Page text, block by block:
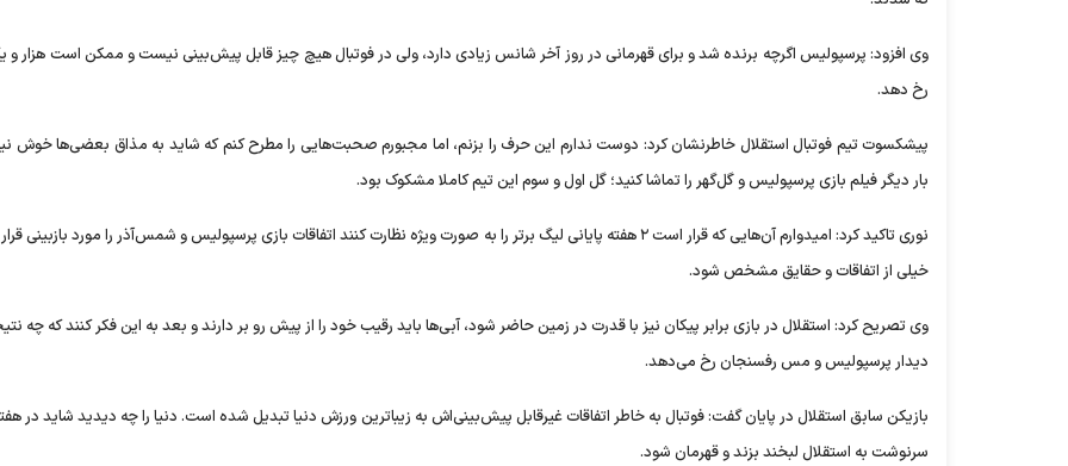
وی افزود: پرسپولیس اگرچه برنده شد و برای قهرمانی در روز آخر شانس زیادی دارد، ولی در فوتبال هیچ چیز قابل پیش‌بینی نیست و ممکن است هزار و
رخ دهد.
پیشکسوت تیم فوتبال استقلال خاطرنشان کرد: دوست ندارم این حرف را بزنم، اما مجبورم صحبت‌هایی را مطرح کنم که شاید به مذاق بعضی‌ها خوش
بار دیگر فیلم بازی پرسپولیس و گل‌گهر را تماشا کنید؛ گل اول و سوم این تیم کاملا مشکوک بود.
نوری تاکید کرد: امیدوارم آن‌هایی که قرار است ۲ هفته پایانی لیگ برتر را به صورت ویژه نظارت کنند اتفاقات بازی پرسپولیس و شمس‌آذر را مورد بازبینی
خیلی از اتفاقات و حقایق مشخص شود.
وی تصریح کرد: استقلال در بازی برابر پیکان نیز با قدرت در زمین حاضر شود، آبی‌ها باید رقیب خود را از پیش رو بر دارند و بعد به این فکر کنند که چه
دیدار پرسپولیس و مس رفسنجان رخ می‌دهد.
بازیکن سابق استقلال در پایان گفت: فوتبال به خاطر اتفاقات غیرقابل پیش‌بینی‌اش به زیباترین ورزش دنیا تبدیل شده است. دنیا را چه دیدید شاید در
سرنوشت به استقلال لبخند بزند و قهرمان شود.